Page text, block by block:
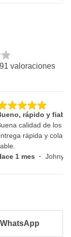
valoraciones
rápido y fiable
calidad de los
rápida y
1 mes · Johny,
WhatsApp